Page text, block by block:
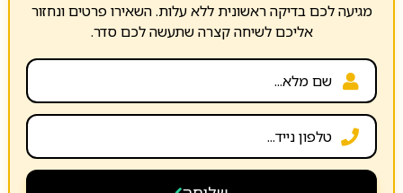
מגיעה לכם בדיקה ראשונית ללא עלות. השאירו פרטים ונחזור
אליכם לשיחה קצרה שתעשה לכם סדר.